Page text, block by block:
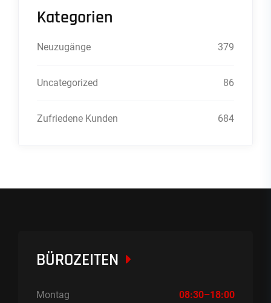
Kategorien
Neuzugänge 379
Uncategorized 86
Zufriedene Kunden 684
BÜROZEITEN
Montag 08:30–18:00